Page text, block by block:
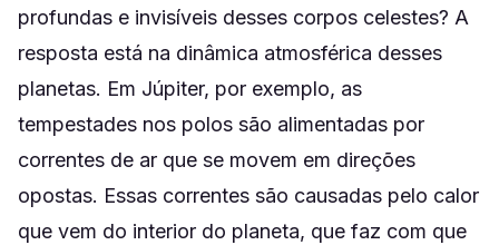
profundas e invisíveis desses corpos celestes? A
resposta está na dinâmica atmosférica desses
planetas. Em Júpiter, por exemplo, as
tempestades nos polos são alimentadas por
correntes de ar que se movem em direções
opostas. Essas correntes são causadas pelo calor
que vem do interior do planeta, que faz com que